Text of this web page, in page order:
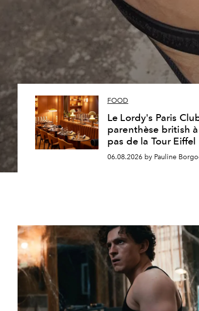
FOOD
Le Lordy's Paris
parenthèse british
pas de la Tour Eiffel
06.08.2026 by Pauline